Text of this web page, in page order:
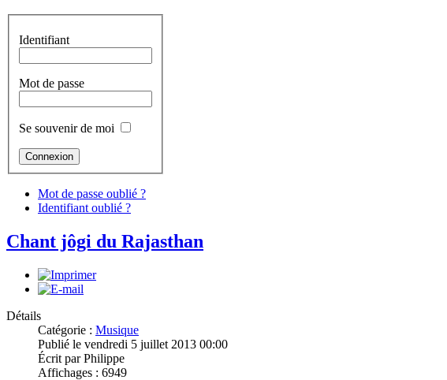
Identifiant
Mot de passe
Se souvenir de moi
Mot de passe oublié ?
Identifiant oublié ?
Chant jôgi du Rajasthan
Détails
Catégorie : Musique
Publié le vendredi 5 juillet 2013 00:00
Écrit par Philippe
Affichages : 6949